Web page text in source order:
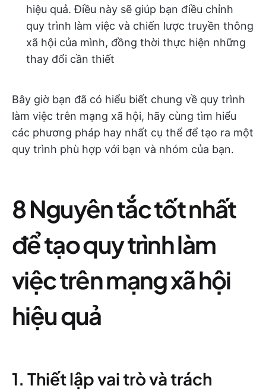
hiệu quả. Điều này sẽ giúp bạn điều chỉnh
quy trình làm việc và chiến lược truyền thông
xã hội của mình, đồng thời thực hiện những
thay đổi cần thiết
Bây giờ bạn đã có hiểu biết chung về quy trình
làm việc trên mạng xã hội, hãy cùng tìm hiểu
các phương pháp hay nhất cụ thể để tạo ra một
quy trình phù hợp với bạn và nhóm của bạn.
8 Nguyên tắc tốt nhất
để tạo quy trình làm
việc trên mạng xã hội
hiệu quả
1. Thiết lập vai trò và trách